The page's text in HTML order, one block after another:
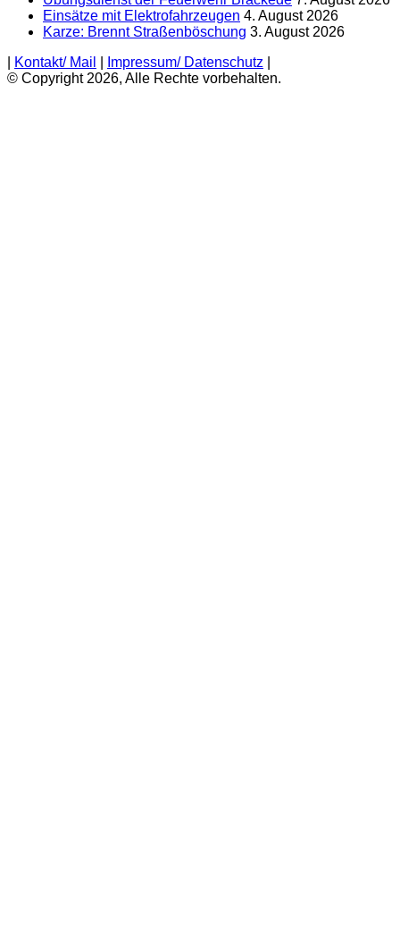
Einsätze mit Elektrofahrzeugen 4. August 2026
Karze: Brennt Straßenböschung 3. August 2026
Kontakt/ Mail Impressum/ Datenschutz
© Copyright 2026, Alle Rechte vorbehalten.